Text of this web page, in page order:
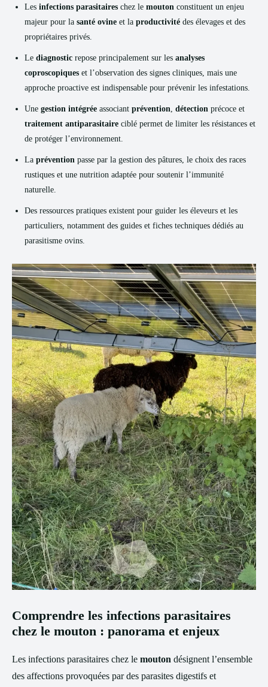
Les infections parasitaires chez le mouton constituent un enjeu
majeur pour la santé ovine et la productivité des élevages et des
propriétaires privés.
Le diagnostic repose principalement sur les analyses
coproscopiques et l’observation des signes cliniques, mais une
approche proactive est indispensable pour prévenir les infestations.
Une gestion intégrée associant prévention, détection précoce et
traitement antiparasitaire ciblé permet de limiter les résistances et
de protéger l’environnement.
La prévention passe par la gestion des pâtures, le choix des races
rustiques et une nutrition adaptée pour soutenir l’immunité
naturelle.
Des ressources pratiques existent pour guider les éleveurs et les
particuliers, notamment des guides et fiches techniques dédiés au
parasitisme ovins.
Comprendre les infections parasitaires
chez le mouton : panorama et enjeux
Les infections parasitaires chez le mouton désignent l’ensemble
des affections provoquées par des parasites digestifs et